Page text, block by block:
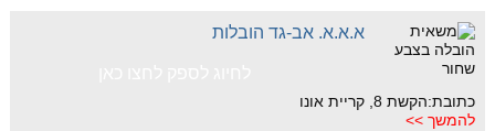
א.א.א. אב-גד הובלות
כתובת:הקשת 8, קריית אונו
להמשך >>